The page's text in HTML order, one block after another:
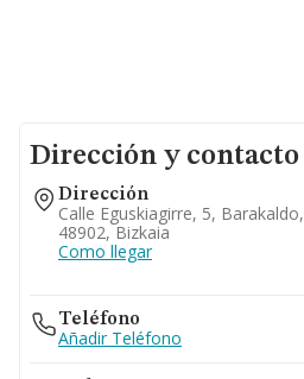
Dirección y contacto
Dirección
Calle Eguskiagirre, 5, Barakaldo,
48902, Bizkaia
Como llegar
Teléfono
Añadir Teléfono